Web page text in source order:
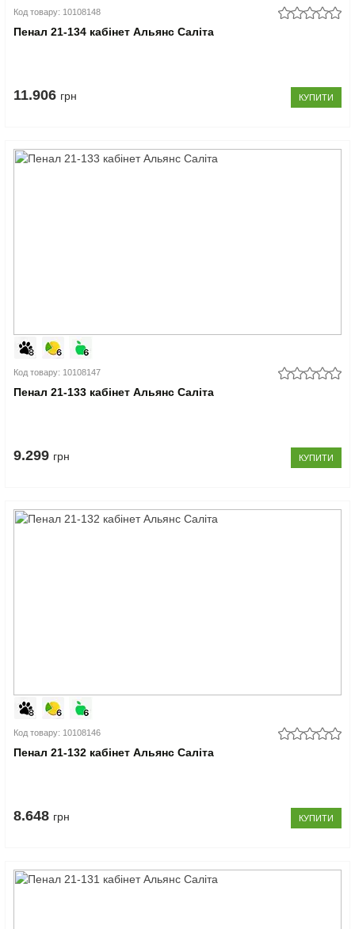
Код товару: 10108148
Пенал 21-134 кабінет Альянс Саліта
11.906 грн КУПИТИ
Код товару: 10108147
Пенал 21-133 кабінет Альянс Саліта
9.299 грн КУПИТИ
Код товару: 10108146
Пенал 21-132 кабінет Альянс Саліта
8.648 грн КУПИТИ